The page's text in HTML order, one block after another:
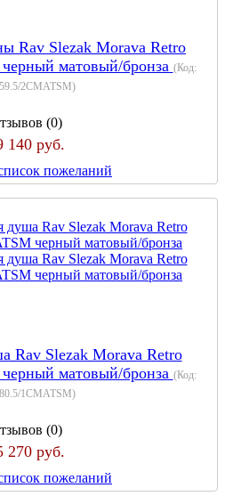
Rav Slezak Morava Retro
матовый/бронза (Код:
2CMATSM)
(0)
140 руб.
пожеланий
Rav Slezak Morava Retro
матовый/бронза (Код:
1CMATSM)
(0)
270 руб.
пожеланий